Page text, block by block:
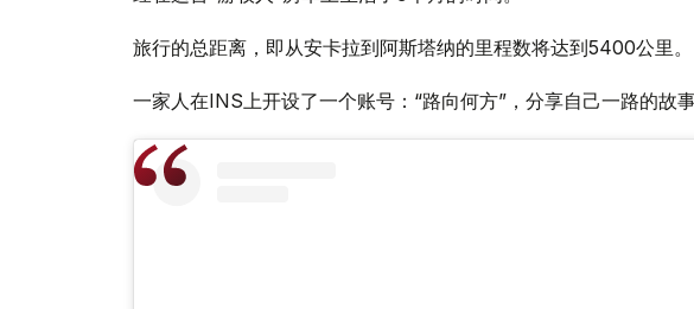
旅行的总距离，即从安卡拉到阿斯塔纳的里程数将达到5400公里。
一家人在INS上开设了一个账号：“路向何方”，分享自己一路的故事